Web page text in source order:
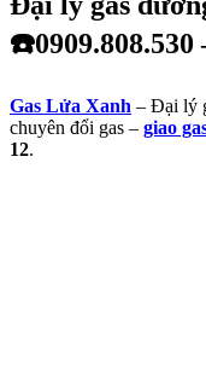
☎️0909.808.530
Gas Lửa Xanh – Đại lý
chuyên đổi gas – giao
12.